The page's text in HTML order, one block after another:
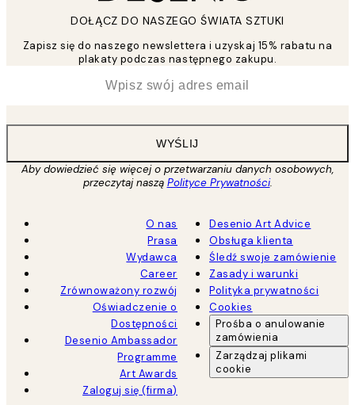
DOŁĄCZ DO NASZEGO ŚWIATA SZTUKI
Zapisz się do naszego newslettera i uzyskaj 15% rabatu na
plakaty podczas następnego zakupu.
WYŚLIJ
Aby dowiedzieć się więcej o przetwarzaniu danych osobowych,
przeczytaj naszą Polityce Prywatności.
O nas
Prasa
Wydawca
Career
Zrównoważony rozwój
Oświadczenie o
Dostępności
Desenio Ambassador
Programme
Art Awards
Zaloguj się (firma)
Desenio Art Advice
Obsługa klienta
Śledź swoje zamówienie
Zasady i warunki
Polityka prywatności
Cookies
Prośba o anulowanie
zamówienia
Zarządzaj plikami
cookie